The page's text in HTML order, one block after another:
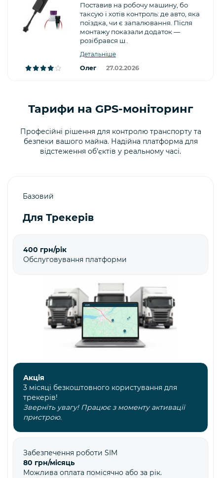
Поставив на робочу машину, бо
таксую і хотів контроль: де авто, яка
поїздка, чи є запалювання. Після
монтажу показали додаток —
розібрався ш..
Детальніше
Олег
27.02.2026
Тарифи на GPS-моніторинг
Професійні рішення для контролю транспорту та
безпеки вашого майна. Надійна платформа для
відстеження об'єктів у реальному часі.
Базовий
Для Трекерів
400 грн/рік
Обслуговування платформи
Акція
3 місяці безкоштовного користування для
трекерів!
Зверніть увагу! Працює з моменту активації
пристрою.
Забезпечення роботи SIM
80 грн/місяць
Можлива оплата помісячно або за рік.